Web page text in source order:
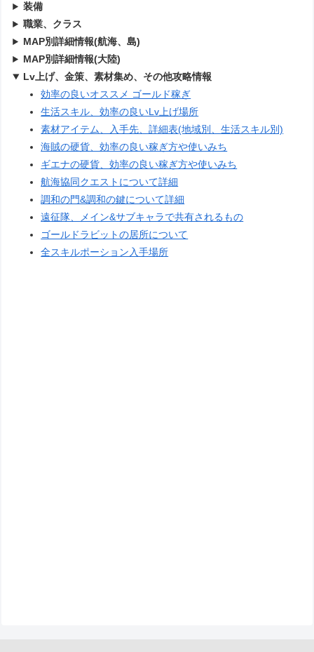
装備
職業、クラス
MAP別詳細情報(航海、島)
MAP別詳細情報(大陸)
Lv上げ、金策、素材集め、その他攻略情報
効率の良いオススメ ゴールド稼ぎ
生活スキル、効率の良いLv上げ場所
素材アイテム、入手先、詳細表(地域別、生活スキル別)
海賊の硬貨、効率の良い稼ぎ方や使いみち
ギエナの硬貨、効率の良い稼ぎ方や使いみち
航海協同クエストについて詳細
調和の門&調和の鍵について詳細
遠征隊、メイン&サブキャラで共有されるもの
ゴールドラビットの居所について
全スキルポーション入手場所